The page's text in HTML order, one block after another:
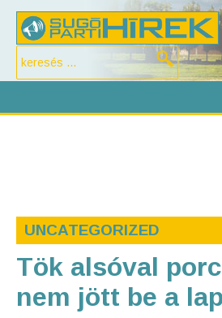
UNCATEGORIZED
Tök alsóval
nem jött be a